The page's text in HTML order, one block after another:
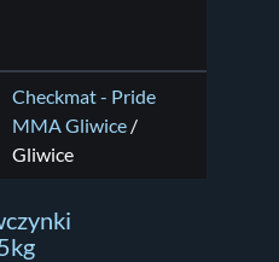
Checkmat - Pride
MMA Gliwice /
Gliwice